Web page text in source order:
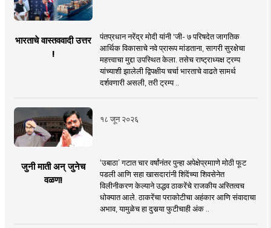
भारताचे वास्तववादी उत्तर
!
पंतप्रधान नरेंद्र मोदी यांनी 'जी- ७ परिषदेत जागतिक
आर्थिक विकासाचे नवे प्रारूप मांडताना, सागरी सुरक्षेचा
महत्त्वाचा मुद्दा उपस्थित केला. तसेच राष्ट्राध्यक्ष ट्रम्प
यांच्याशी झालेली द्विपक्षीय चर्चा भारताचे वाढते सामर्थ
दर्शवणारी असली, तरी ट्रम्प ..
१८ जून २०२६
जुनी माती अन् जुनेच
वळण!
‘उबाठा’ गटात चार वर्षांनंतर पुन्हा अपेक्षेप्रमााणे मोठी फूट
पडली आणि सहा खासदारांनी शिंदेंच्या शिवसेनेत
विलीनीकरण केल्याने उद्धव ठाकरेंचे राजकीय अस्तित्वच
धोक्यात आले. ठाकरेंचा पराकोटीचा अहंकार आणि संवादाचा
अभाव, यामुळेच हा दुसर्‍या फुटीचाही अंक ..